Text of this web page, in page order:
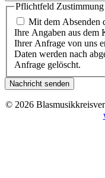
Pflichtfeld
Mit dem Absenden
Ihre Angaben aus dem
Ihrer Anfrage von uns
Daten werden nach
Anfrage gelöscht.
Nachricht senden
© 2026